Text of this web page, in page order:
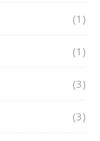
(1)
(1)
(3)
(3)